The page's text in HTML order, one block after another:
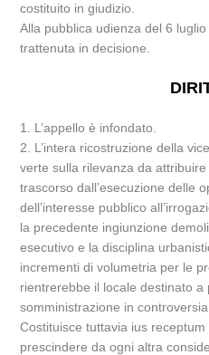
costituito in giudizio.
Alla pubblica udienza del 6
trattenuta in decisione.
1. L’appello è infondato.
2. L’intera ricostruzione della
verte sulla rilevanza da
trascorso dall’esecuzione delle
dell’interesse pubblico
la precedente ingiunzione
esecutivo e la disciplina
incrementi di volumetria per le
rientrerebbe il locale destinato a
somministrazione in controversia.
Costituisce tuttavia ius
prescindere da ogni altra